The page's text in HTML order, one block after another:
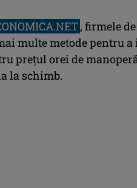
, firmele
multe metode pentru a
prețul orei de
la schimb.